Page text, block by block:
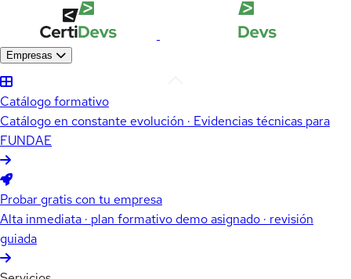
Empresas
Catálogo formativo
Catálogo en constante evolución · Evidencias técnicas para
FUNDAE
Probar gratis con tu empresa
Alta inmediata · plan formativo demo asignado · revisión
guiada